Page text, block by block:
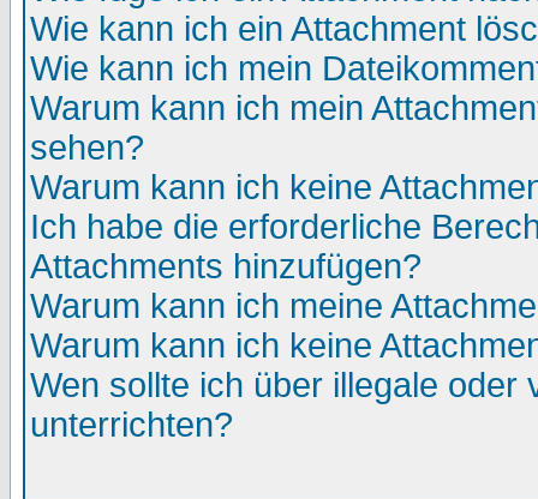
Wie kann ich ein Attachment
Wie kann ich mein
Warum kann ich mein
sehen?
Warum kann ich keine
Ich habe die erforderliche
Attachments hinzufügen?
Warum kann ich meine
Warum kann ich keine
Wen sollte ich über illegale oder
unterrichten?